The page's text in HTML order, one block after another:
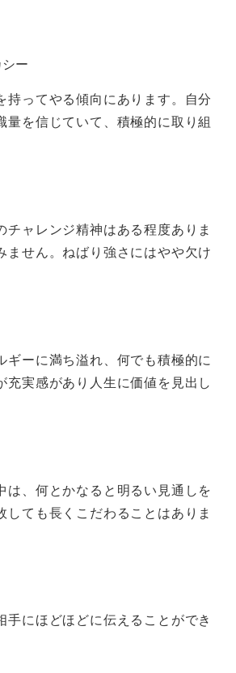
ー
持ってやる傾向にあります。自分
量を信じていて、積極的に取り組
チャレンジ精神はある程度ありま
ません。ねばり強さにはやや欠け
ギーに満ち溢れ、何でも積極的に
充実感があり人生に価値を見出し
は、何とかなると明るい見通しを
しても長くこだわることはありま
手にほどほどに伝えることができ